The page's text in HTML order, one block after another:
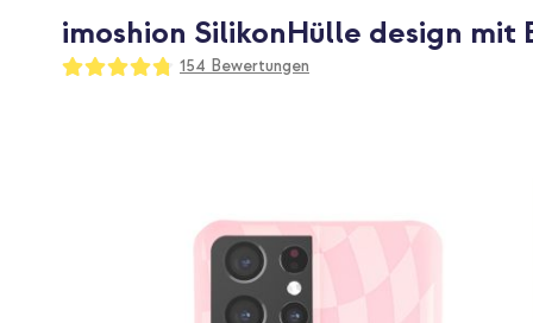
imoshion SilikonHülle design mit
Bewertung:
95
100
154 Bewertungen